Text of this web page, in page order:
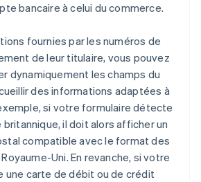
bancaire à celui du commerce.
fournies par les numéros de
de leur titulaire, vous pouvez
dynamiquement les champs du
des informations adaptées à
si votre formulaire détecte
il doit alors afficher un
compatible avec le format des
Uni. En revanche, si votre
une carte de débit ou de crédit